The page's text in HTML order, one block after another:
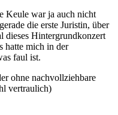
Keule war ja auch nicht
die erste Juristin, über
dieses Hintergrundkonzert
hatte mich in der
faul ist.
ohne nachvollziehbare
vertraulich)